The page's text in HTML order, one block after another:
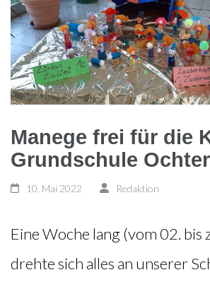
Manege frei für die
Grundschule
10. Mai 2022 Redaktion
Eine Woche lang (vom 02. bis
drehte sich alles an unserer